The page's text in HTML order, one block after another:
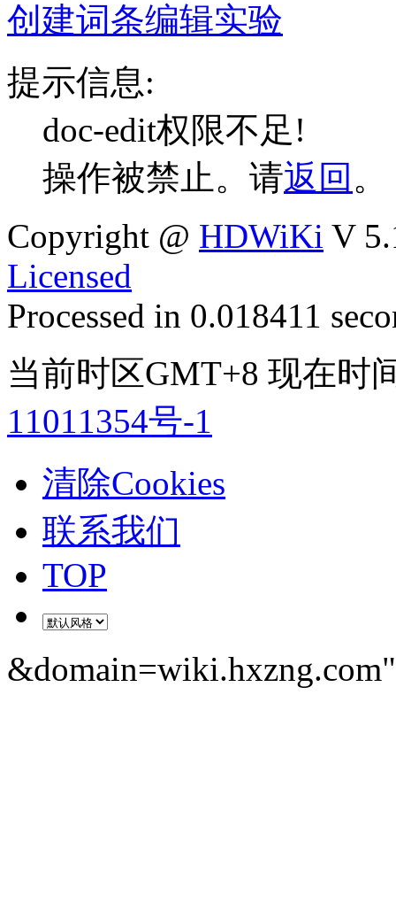
创建词条编辑实验
提示信息:
doc-edit权限不足!
操作被禁止。请返回 。
Copyright @ HDWiKi V
Licensed
Processed in 0.018411
当前时区GMT+8 现在时
11011354号-1
清除Cookies
联系我们
TOP